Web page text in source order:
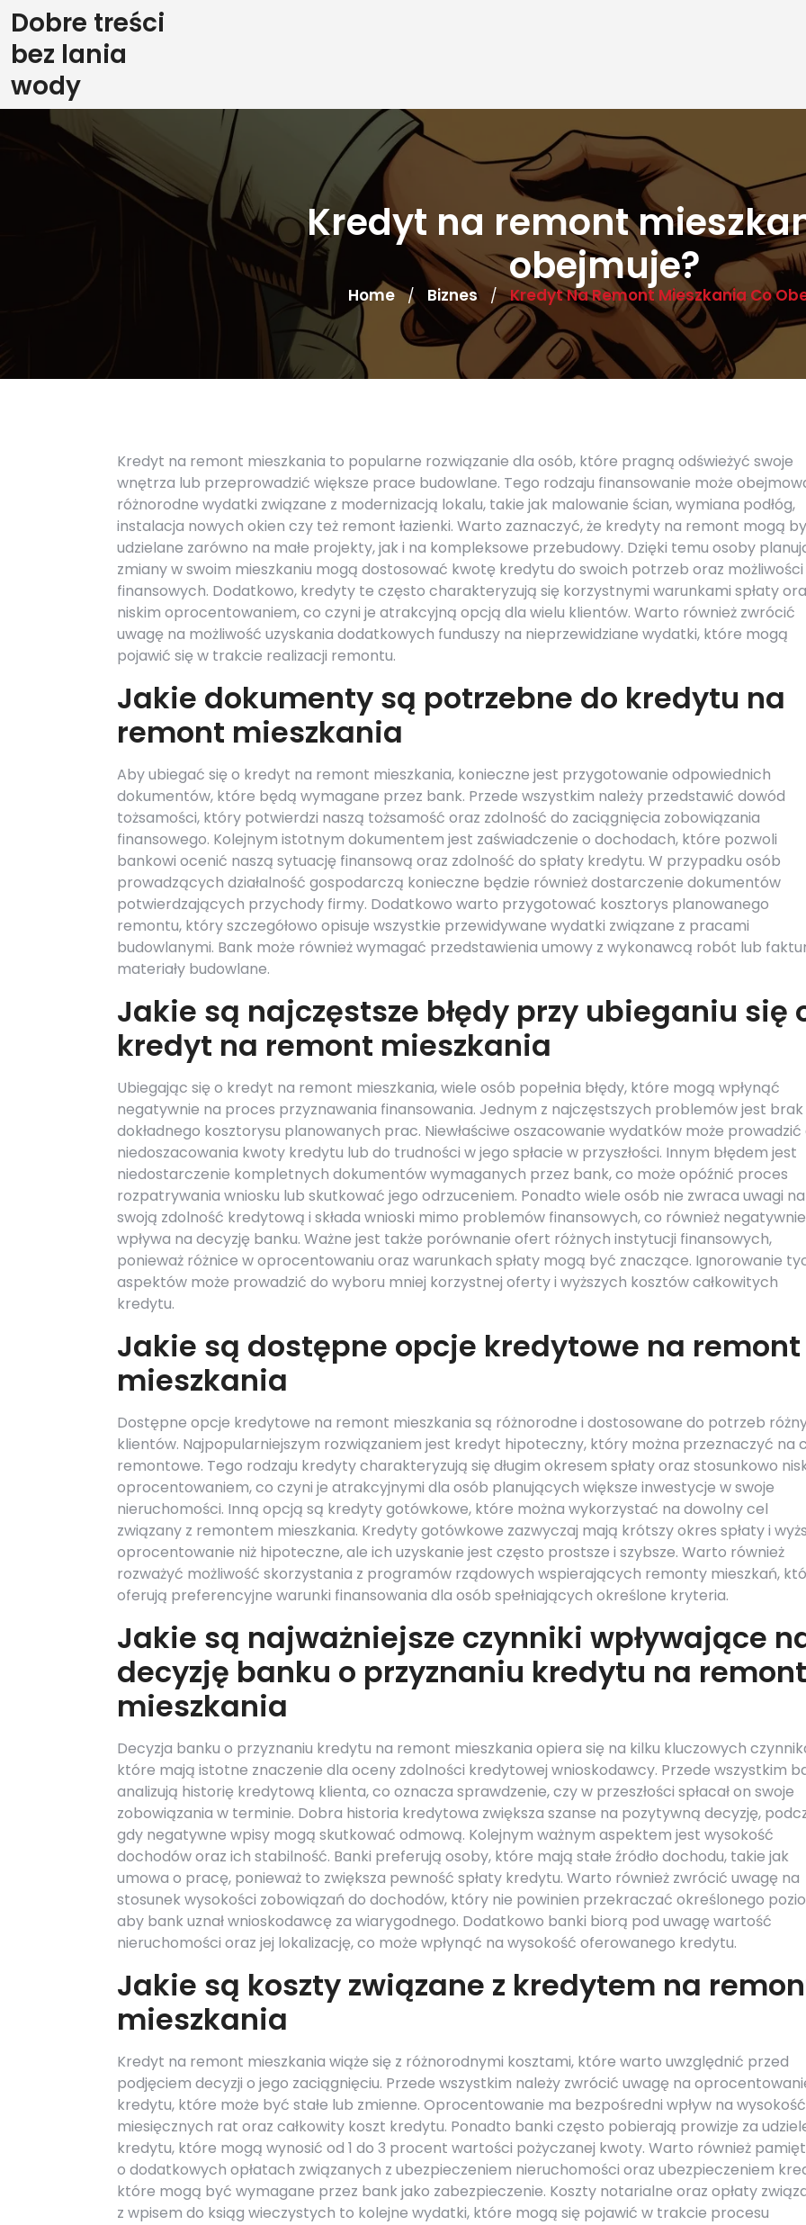
Skip
to
content
Dobre treści
bez lania
wody
Kredyt na remont
obejmuje?
Home / Biznes / Kredyt Na Remont Mieszkania Co
Kredyt na remont mieszkania to popularne rozwiązanie dla osób, które pragną odświeżyć swoje
wnętrza lub przeprowadzić większe prace budowlane. Tego rodzaju finansowanie może
różnorodne wydatki związane z modernizacją lokalu, takie jak malowanie ścian, wymiana podłóg,
instalacja nowych okien czy też remont łazienki. Warto zaznaczyć, że kredyty na remont mogą
udzielane zarówno na małe projekty, jak i na kompleksowe przebudowy. Dzięki temu osoby
zmiany w swoim mieszkaniu mogą dostosować kwotę kredytu do swoich potrzeb oraz możliwości
finansowych. Dodatkowo, kredyty te często charakteryzują się korzystnymi warunkami spłaty
niskim oprocentowaniem, co czyni je atrakcyjną opcją dla wielu klientów. Warto również zwrócić
uwagę na możliwość uzyskania dodatkowych funduszy na nieprzewidziane wydatki, które mogą
pojawić się w trakcie realizacji remontu.
Jakie dokumenty są potrzebne do kredytu na
remont mieszkania
Aby ubiegać się o kredyt na remont mieszkania, konieczne jest przygotowanie odpowiednich
dokumentów, które będą wymagane przez bank. Przede wszystkim należy przedstawić dowód
tożsamości, który potwierdzi naszą tożsamość oraz zdolność do zaciągnięcia zobowiązania
finansowego. Kolejnym istotnym dokumentem jest zaświadczenie o dochodach, które pozwoli
bankowi ocenić naszą sytuację finansową oraz zdolność do spłaty kredytu. W przypadku osób
prowadzących działalność gospodarczą konieczne będzie również dostarczenie dokumentów
potwierdzających przychody firmy. Dodatkowo warto przygotować kosztorys planowanego
remontu, który szczegółowo opisuje wszystkie przewidywane wydatki związane z pracami
budowlanymi. Bank może również wymagać przedstawienia umowy z wykonawcą robót lub
materiały budowlane.
Jakie są najczęstsze błędy przy ubieganiu się
kredyt na remont mieszkania
Ubiegając się o kredyt na remont mieszkania, wiele osób popełnia błędy, które mogą wpłynąć
negatywnie na proces przyznawania finansowania. Jednym z najczęstszych problemów jest brak
dokładnego kosztorysu planowanych prac. Niewłaściwe oszacowanie wydatków może prowadzić
niedoszacowania kwoty kredytu lub do trudności w jego spłacie w przyszłości. Innym błędem jest
niedostarczenie kompletnych dokumentów wymaganych przez bank, co może opóźnić proces
rozpatrywania wniosku lub skutkować jego odrzuceniem. Ponadto wiele osób nie zwraca uwagi na
swoją zdolność kredytową i składa wnioski mimo problemów finansowych, co również negatywnie
wpływa na decyzję banku. Ważne jest także porównanie ofert różnych instytucji finansowych,
ponieważ różnice w oprocentowaniu oraz warunkach spłaty mogą być znaczące. Ignorowanie
aspektów może prowadzić do wyboru mniej korzystnej oferty i wyższych kosztów całkowitych
kredytu.
Jakie są dostępne opcje kredytowe na remont
mieszkania
Dostępne opcje kredytowe na remont mieszkania są różnorodne i dostosowane do potrzeb
klientów. Najpopularniejszym rozwiązaniem jest kredyt hipoteczny, który można przeznaczyć na
remontowe. Tego rodzaju kredyty charakteryzują się długim okresem spłaty oraz stosunkowo
oprocentowaniem, co czyni je atrakcyjnymi dla osób planujących większe inwestycje w swoje
nieruchomości. Inną opcją są kredyty gotówkowe, które można wykorzystać na dowolny cel
związany z remontem mieszkania. Kredyty gotówkowe zazwyczaj mają krótszy okres spłaty i
oprocentowanie niż hipoteczne, ale ich uzyskanie jest często prostsze i szybsze. Warto również
rozważyć możliwość skorzystania z programów rządowych wspierających remonty mieszkań,
oferują preferencyjne warunki finansowania dla osób spełniających określone kryteria.
Jakie są najważniejsze czynniki wpływające
decyzję banku o przyznaniu kredytu na remont
mieszkania
Decyzja banku o przyznaniu kredytu na remont mieszkania opiera się na kilku kluczowych
które mają istotne znaczenie dla oceny zdolności kredytowej wnioskodawcy. Przede wszystkim
analizują historię kredytową klienta, co oznacza sprawdzenie, czy w przeszłości spłacał on swoje
zobowiązania w terminie. Dobra historia kredytowa zwiększa szanse na pozytywną decyzję,
gdy negatywne wpisy mogą skutkować odmową. Kolejnym ważnym aspektem jest wysokość
dochodów oraz ich stabilność. Banki preferują osoby, które mają stałe źródło dochodu, takie jak
umowa o pracę, ponieważ to zwiększa pewność spłaty kredytu. Warto również zwrócić uwagę na
stosunek wysokości zobowiązań do dochodów, który nie powinien przekraczać określonego
aby bank uznał wnioskodawcę za wiarygodnego. Dodatkowo banki biorą pod uwagę wartość
nieruchomości oraz jej lokalizację, co może wpłynąć na wysokość oferowanego kredytu.
Jakie są koszty związane z kredytem na
mieszkania
Kredyt na remont mieszkania wiąże się z różnorodnymi kosztami, które warto uwzględnić przed
podjęciem decyzji o jego zaciągnięciu. Przede wszystkim należy zwrócić uwagę na
kredytu, które może być stałe lub zmienne. Oprocentowanie ma bezpośredni wpływ na wysokość
miesięcznych rat oraz całkowity koszt kredytu. Ponadto banki często pobierają prowizje za
kredytu, które mogą wynosić od 1 do 3 procent wartości pożyczanej kwoty. Warto również
o dodatkowych opłatach związanych z ubezpieczeniem nieruchomości oraz ubezpieczeniem
które mogą być wymagane przez bank jako zabezpieczenie. Koszty notarialne oraz opłaty
z wpisem do ksiąg wieczystych to kolejne wydatki, które mogą się pojawić w trakcie procesu